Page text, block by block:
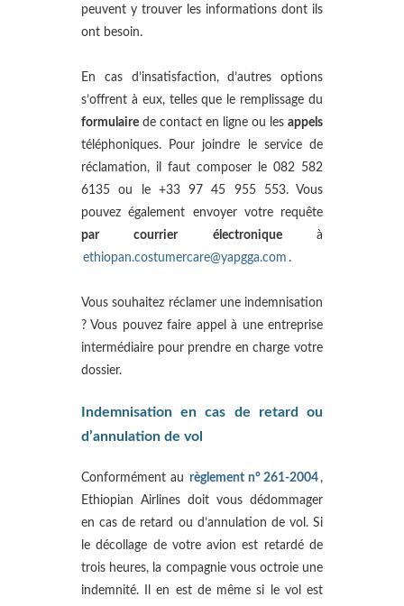
peuvent y trouver les informations dont ils
ont besoin.
En cas d’insatisfaction, d’autres options
s’offrent à eux, telles que le remplissage du
formulaire de contact en ligne ou les appels
téléphoniques. Pour joindre le service de
réclamation, il faut composer le 082 582
6135 ou le +33 97 45 955 553. Vous
pouvez également envoyer votre requête
par courrier électronique à
ethiopan.costumercare@yapgga.com .
Vous souhaitez réclamer une indemnisation
? Vous pouvez faire appel à une entreprise
intermédiaire pour prendre en charge votre
dossier.
Indemnisation en cas de retard ou
d’annulation de vol
Conformément au règlement n° 261-2004 ,
Ethiopian Airlines doit vous dédommager
en cas de retard ou d’annulation de vol. Si
le décollage de votre avion est retardé de
trois heures, la compagnie vous octroie une
indemnité. Il en est de même si le vol est